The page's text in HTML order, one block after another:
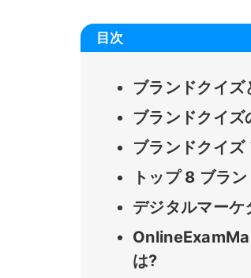
目次
ブランドクイズ
ブランドクイズ
ブランドクイ
トップ 8 ブラ
デジタルマー
は?